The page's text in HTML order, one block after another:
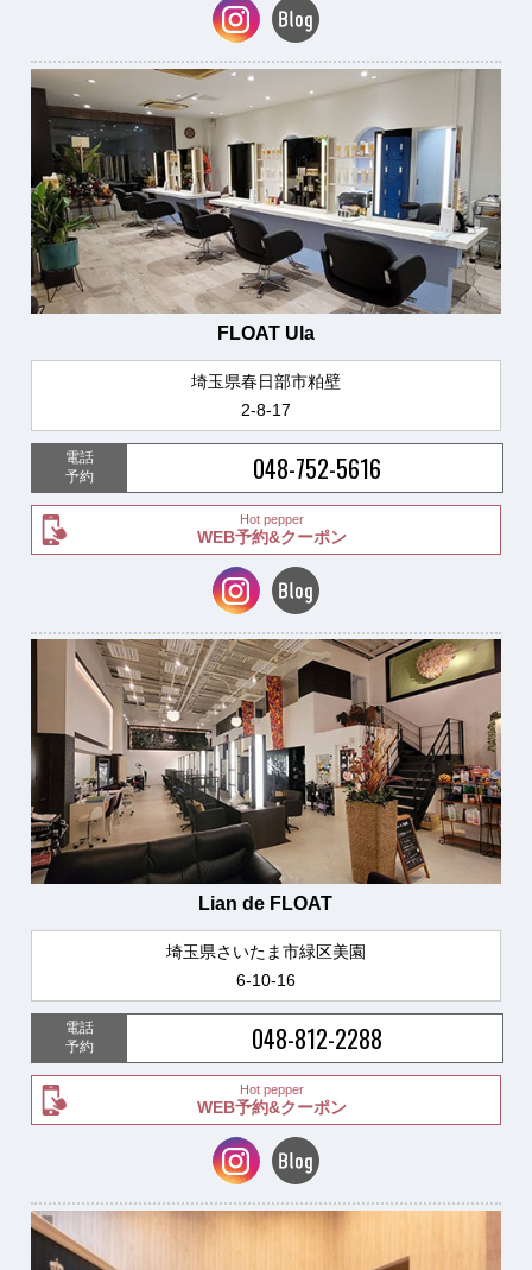
FLOAT Ula
埼玉県春日部市粕壁
2-8-17
電話
予約
048-752-5616
Hot pepper
WEB予約&クーポン
Lian de FLOAT
埼玉県さいたま市緑区美園
6-10-16
電話
予約
048-812-2288
Hot pepper
WEB予約&クーポン